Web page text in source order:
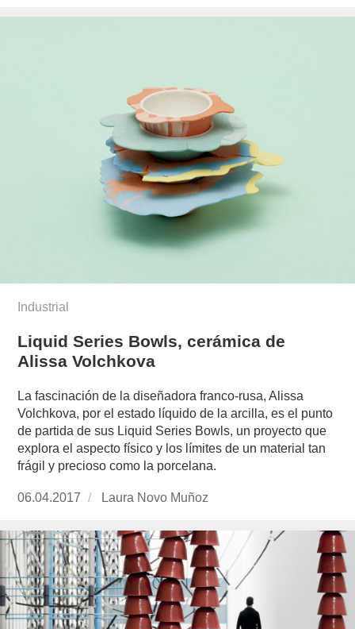
Industrial
Liquid Series Bowls, cerámica de
Alissa Volchkova
La fascinación de la diseñadora franco-rusa, Alissa
Volchkova, por el estado líquido de la arcilla, es el punto
de partida de sus Liquid Series Bowls, un proyecto que
explora el aspecto físico y los límites de un material tan
frágil y precioso como la porcelana.
Publicado
06.04.2017
https://www.experimenta.es/author/laura-
munoz/
Laura Novo Muñoz